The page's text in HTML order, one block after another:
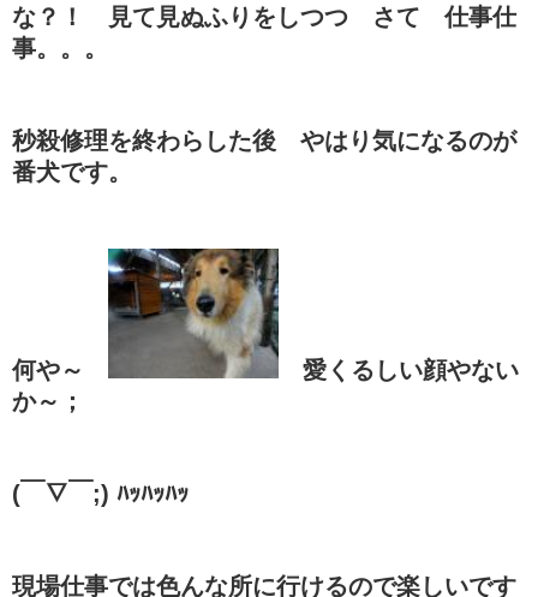
な？！ 見て見ぬふりをしつつ さて 仕事仕
事。。。
秒殺修理を終わらした後 やはり気になるのが
番犬です。
何や～
愛くるしい顔やない
か～；
(￣∇￣;) ﾊｯﾊｯﾊｯ
現場仕事では色んな所に行けるので楽しいです